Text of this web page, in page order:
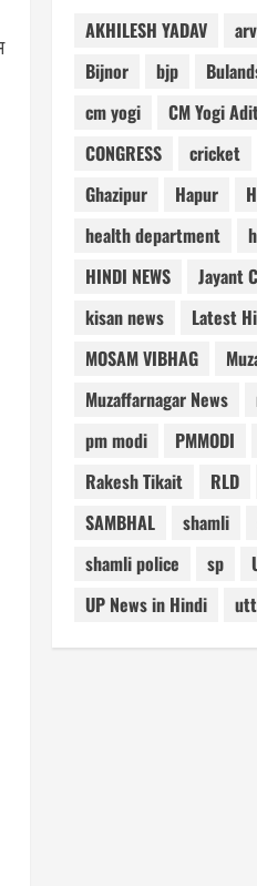
AKHILESH YADAV
Bijnor
bjp
cm yogi
CM Yogi
CONGRESS
cricket
Ghazipur
Hapur
health department
HINDI NEWS
Jayant
kisan news
Latest
MOSAM VIBHAG
Muzaffarnagar News
pm modi
PMMODI
Rakesh Tikait
RLD
SAMBHAL
shamli
shamli police
sp
UP News in Hindi